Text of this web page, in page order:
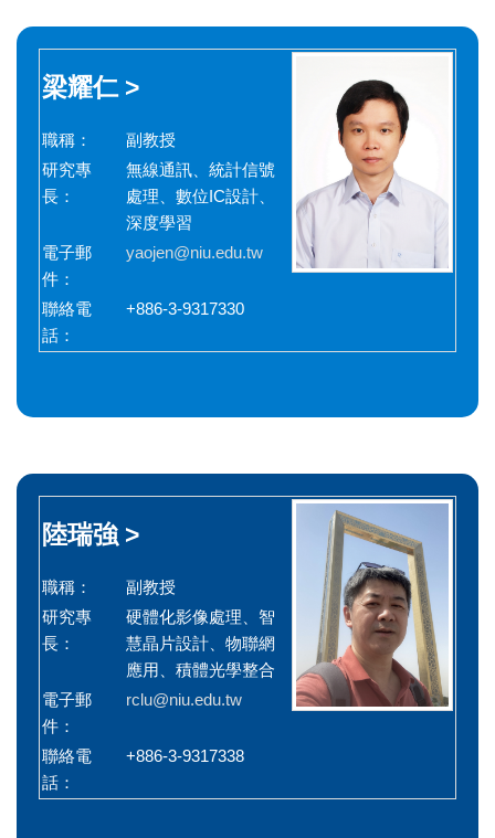
梁耀仁 >
職稱：
副教授
研究專
長：
無線通訊、統計信號
處理、數位IC設計、
深度學習
電子郵
件：
yaojen@niu.edu.tw
聯絡電
話：
+886-3-9317330
陸瑞強 >
職稱：
副教授
研究專
長：
硬體化影像處理、智
慧晶片設計、物聯網
應用、積體光學整合
電子郵
件：
rclu@niu.edu.tw
聯絡電
話：
+886-3-9317338